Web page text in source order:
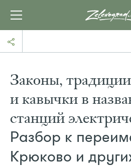
Законы,
и кавычки в
станций
Разбор к
Крюково и